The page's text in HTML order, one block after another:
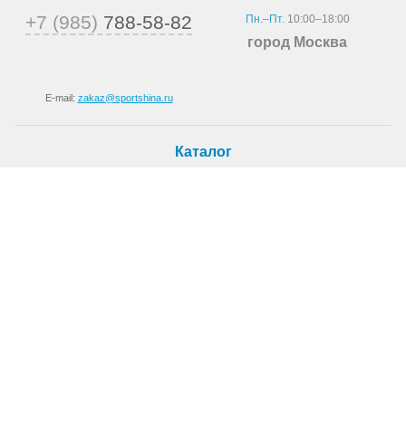
+7 (985) 788-58-82
E-mail: zakaz@sportshina.ru
Пн.–Пт.10:00–18:00
город Москва
Каталог